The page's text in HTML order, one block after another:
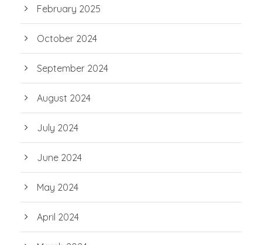
February 2025
October 2024
September 2024
August 2024
July 2024
June 2024
May 2024
April 2024